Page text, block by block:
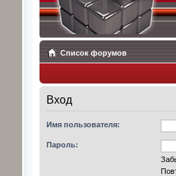
Список форумов
Вход
Имя пользователя:
Пароль: